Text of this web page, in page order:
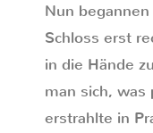
Nun
Schloss erst
in die Hände
man sich, was
erstrahlte in